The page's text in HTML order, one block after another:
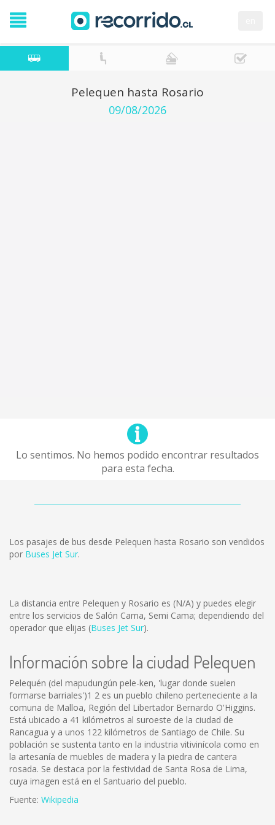
Pelequen hasta Rosario
09/08/2026
Lo sentimos. No hemos podido encontrar resultados
para esta fecha.
Los pasajes de bus desde Pelequen hasta Rosario son vendidos
por Buses Jet Sur.
La distancia entre Pelequen y Rosario es (N/A) y puedes elegir
entre los servicios de Salón Cama, Semi Cama; dependiendo del
operador que elijas (Buses Jet Sur).
Información sobre la ciudad Pelequen
Pelequén (del mapudungún pele-ken, 'lugar donde suelen
formarse barriales')1 2 es un pueblo chileno perteneciente a la
comuna de Malloa, Región del Libertador Bernardo O'Higgins.
Está ubicado a 41 kilómetros al suroeste de la ciudad de
Rancagua y a unos 122 kilómetros de Santiago de Chile. Su
población se sustenta tanto en la industria vitivinícola como en
la artesanía de muebles de madera y la piedra de cantera
rosada. Se destaca por la festividad de Santa Rosa de Lima,
cuya imagen está en el Santuario del pueblo.
Fuente: Wikipedia